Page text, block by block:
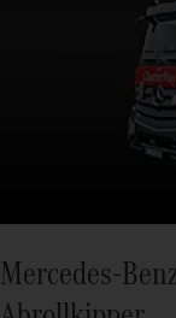
Mercedes-